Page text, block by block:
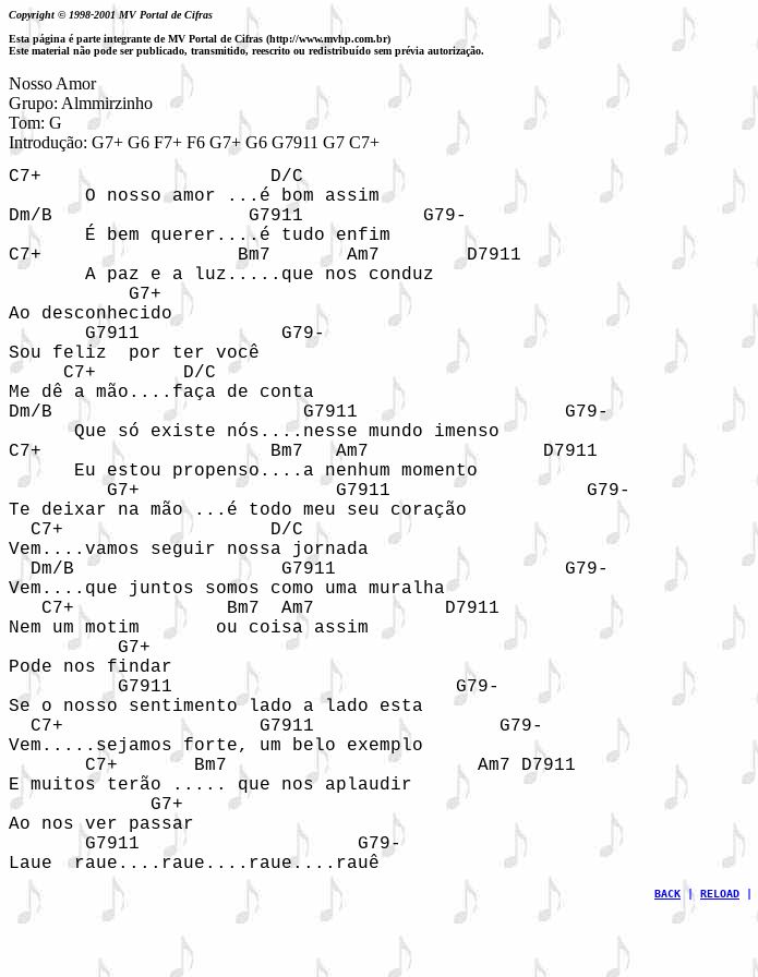
Copyright © 1998-2001 MV Portal de Cifras
Esta página é parte integrante de MV Portal de Cifras (http://www.mvhp.com.br)
Este material não pode ser publicado, transmitido, reescrito ou redistribuído sem prévia autorização.
Nosso Amor
Grupo: Almmirzinho
Tom: G
Introdução: G7+ G6 F7+ F6 G7+ G6 G7911 G7 C7+
C7+                     D/C
       O nosso amor ...é bom assim
Dm/B                  G7911           G79-
       É bem querer....é tudo enfim
C7+                  Bm7       Am7        D7911
       A paz e a luz.....que nos conduz
           G7+
Ao desconhecido
       G7911             G79-
Sou feliz  por ter você
     C7+        D/C
Me dê a mão....faça de conta
Dm/B                       G7911                   G79-
      Que só existe nós....nesse mundo imenso
C7+                     Bm7   Am7                D7911
      Eu estou propenso....a nenhum momento
         G7+                  G7911                  G79-
Te deixar na mão ...é todo meu seu coração
  C7+                   D/C
Vem....vamos seguir nossa jornada
  Dm/B                   G7911                     G79-
Vem....que juntos somos como uma muralha
   C7+              Bm7  Am7            D7911
Nem um motim       ou coisa assim
          G7+
Pode nos findar
          G7911                          G79-
Se o nosso sentimento lado a lado esta
  C7+                  G7911                 G79-
Vem.....sejamos forte, um belo exemplo
       C7+       Bm7                       Am7 D7911
E muitos terão ..... que nos aplaudir
             G7+
Ao nos ver passar
       G7911                    G79-
Laue  raue....raue....raue....rauê
BACK | RELOAD